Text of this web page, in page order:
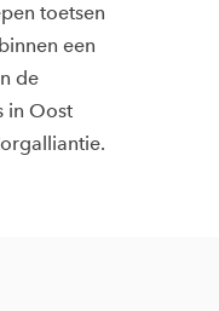
toetsen
een
de
in Oost